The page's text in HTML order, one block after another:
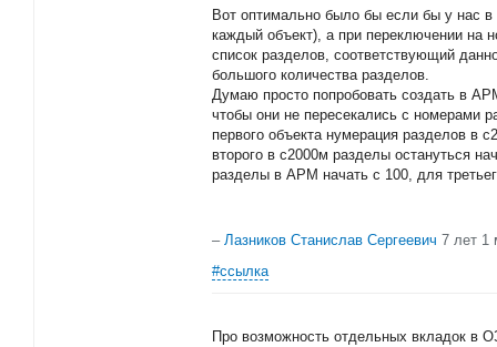
Вот оптимально было бы если бы у нас
каждый объект), а при переключении на
список разделов, соответствующий
большого количества разделов.
Думаю просто попробовать создать в
чтобы они не пересекались с номерами
первого объекта нумерация разделов в
второго в с2000м разделы остануться
разделы в АРМ начать с 100, для
– Лазников Станислав Сергеевич 7 лет 1
#ссылка
Про возможность отдельных вкладок в